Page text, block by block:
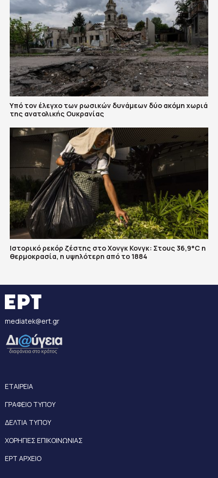
Υπό τον έλεγχο των ρωσικών δυνάμεων δύο ακόμη χωριά
της ανατολικής Ουκρανίας
Ιστορικό ρεκόρ ζέστης στο Χονγκ Κονγκ: Στους 36,9°C η
θερμοκρασία, η υψηλότερη από το 1884
mediatek@ert.gr
ΕΤΑΙΡΕΙΑ
ΓΡΑΦΕΙΟ ΤΥΠΟΥ
ΔΕΛΤΙΑ ΤΥΠΟΥ
ΧΟΡΗΓΙΕΣ ΕΠΙΚΟΙΝΩΝΙΑΣ
ΕΡΤ ΑΡΧΕΙΟ